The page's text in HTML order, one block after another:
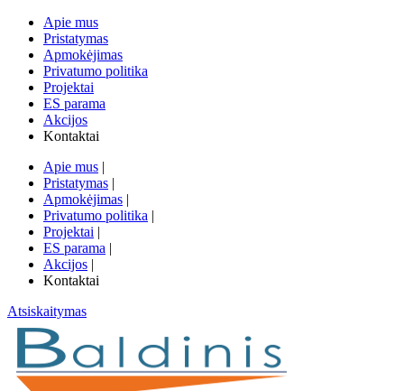
Apie mus
Pristatymas
Apmokėjimas
Privatumo politika
Projektai
ES parama
Akcijos
Kontaktai
Apie mus |
Pristatymas |
Apmokėjimas |
Privatumo politika |
Projektai |
ES parama |
Akcijos |
Kontaktai
Atsiskaitymas